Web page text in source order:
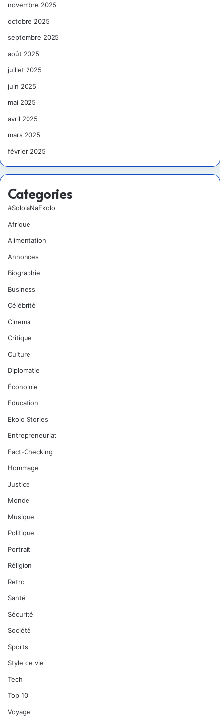
novembre 2025
octobre 2025
septembre 2025
août 2025
juillet 2025
juin 2025
mai 2025
avril 2025
mars 2025
février 2025
Categories
#SololaNaEkolo
Afrique
Alimentation
Annonces
Biographie
Business
Célébrité
Cinema
Critique
Culture
Diplomatie
Économie
Education
Ekolo Stories
Entrepreneuriat
Fact-Checking
Hommage
Justice
Monde
Musique
Politique
Portrait
Réligion
Retro
Santé
Sécurité
Société
Sports
Style de vie
Tech
Top 10
Voyage